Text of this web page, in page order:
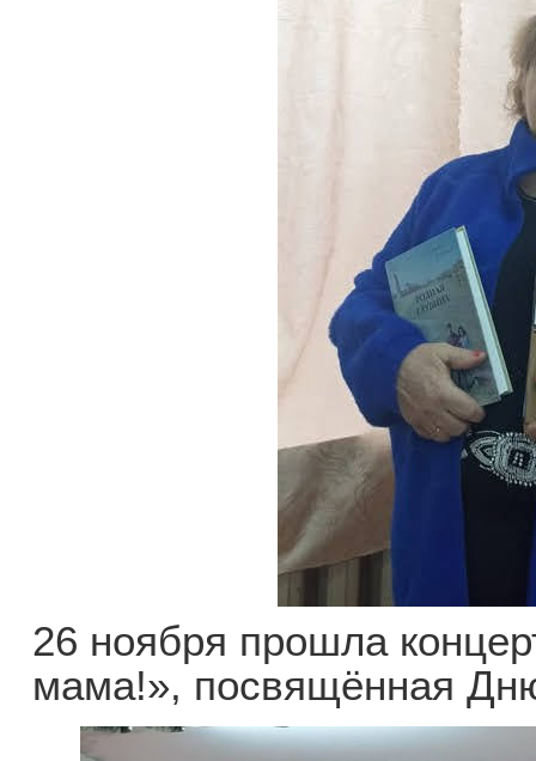
26 ноября прошла
мама!», посвящённая